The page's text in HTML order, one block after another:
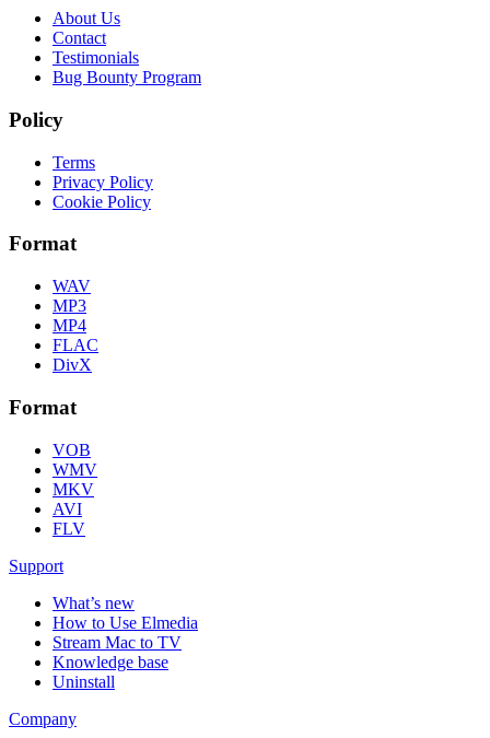
About Us
Contact
Testimonials
Bug Bounty Program
Policy
Terms
Privacy Policy
Cookie Policy
Format
WAV
MP3
MP4
FLAC
DivX
Format
VOB
WMV
MKV
AVI
FLV
Support
What’s new
How to Use Elmedia
Stream Mac to TV
Knowledge base
Uninstall
Company